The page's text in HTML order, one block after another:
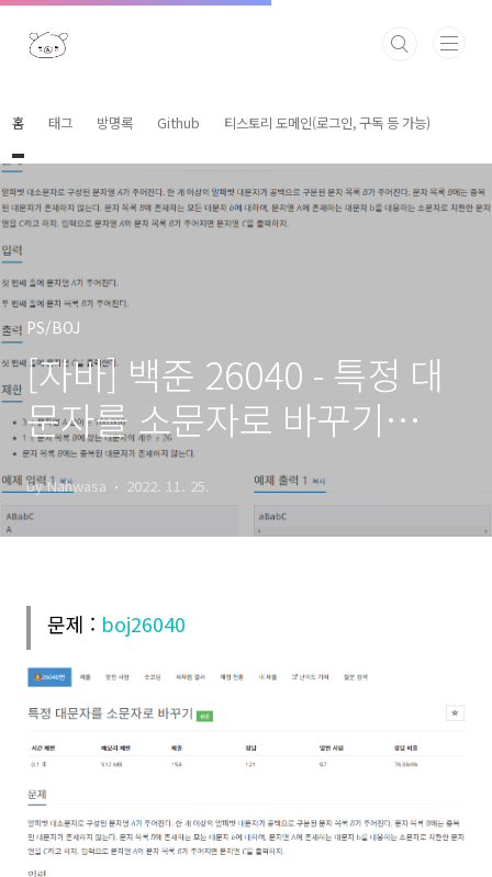
본문 바로가기
홈 태그 방명록 Github 티스토리 도메인(로그인, 구독 등 가능)
PS/BOJ
[자바] 백준 26040 - 특정 대
문자를 소문자로 바꾸기
(java)
by Nahwasa 2022. 11. 25.
문제 : boj26040